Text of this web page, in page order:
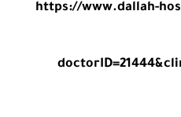
https://www.dallah-